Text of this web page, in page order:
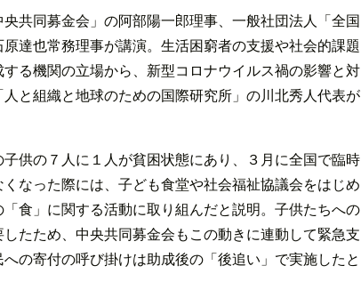
共同募金会」の阿部陽一郎理事、一般社団法人「全国
達也常務理事が講演。生活困窮者の支援や社会的課題
る機関の立場から、新型コロナウイルス禍の影響と対
と組織と地球のための国際研究所」の川北秀人代表が
供の７人に１人が貧困状態にあり、３月に全国で臨時
なった際には、子ども食堂や社会福祉協議会をはじめ
食」に関する活動に取り組んだと説明。子供たちへの
たため、中央共同募金会もこの動きに連動して緊急支
の寄付の呼び掛けは助成後の「後追い」で実施したと